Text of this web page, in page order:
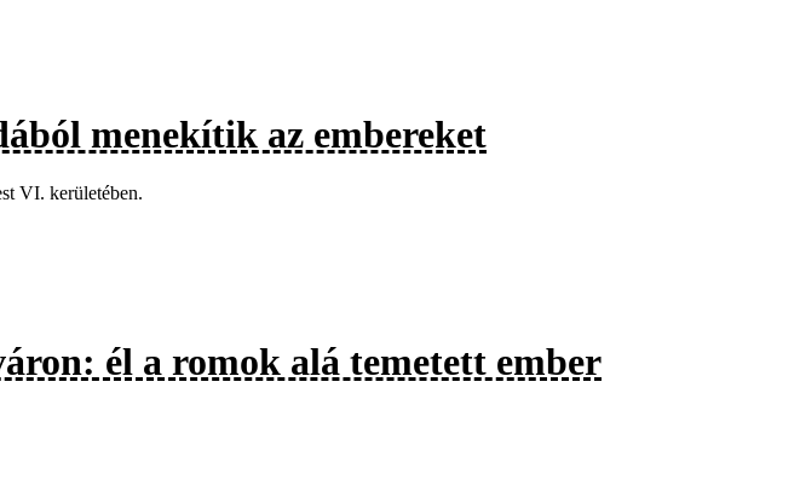
menekítik az embereket
VI. kerületében.
él a romok alá temetett ember